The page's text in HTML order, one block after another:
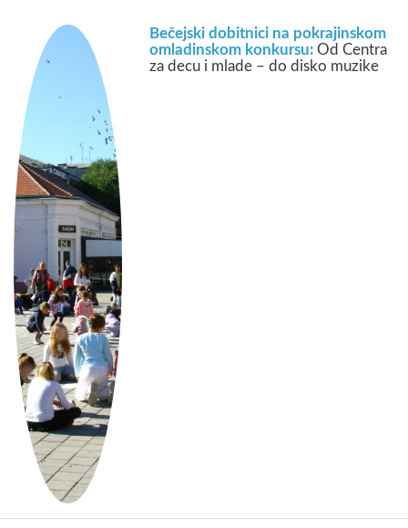
Bečejski dobitnici na pokrajinskom
omladinskom konkursu:Od Centra
za decu i mlade – do disko muzike